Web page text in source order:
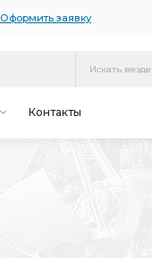
Оформить заявку
Искать везде
Контакты